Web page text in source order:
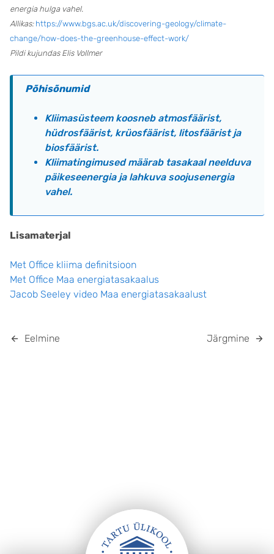
energia hulga vahel.
Allikas: https://www.bgs.ac.uk/discovering-geology/climate-
change/how-does-the-greenhouse-effect-work/
Pildi kujundas Elis Vollmer
Põhisõnumid
Kliimasüsteem koosneb atmosfäärist,
hüdrosfäärist, krüosfäärist, litosfäärist ja
biosfäärist.
Kliimatingimused määrab tasakaal neelduva
päikeseenergia ja lahkuva soojusenergia
vahel.
Lisamaterjal
Met Office kliima definitsioon
Met Office Maa energiatasakaalus
Jacob Seeley video Maa energiatasakaalust
Eelmine Järgmine